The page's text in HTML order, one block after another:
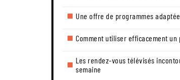
Une offre de programmes
Comment utiliser efficacement un
Les rendez-vous télévisés
semaine